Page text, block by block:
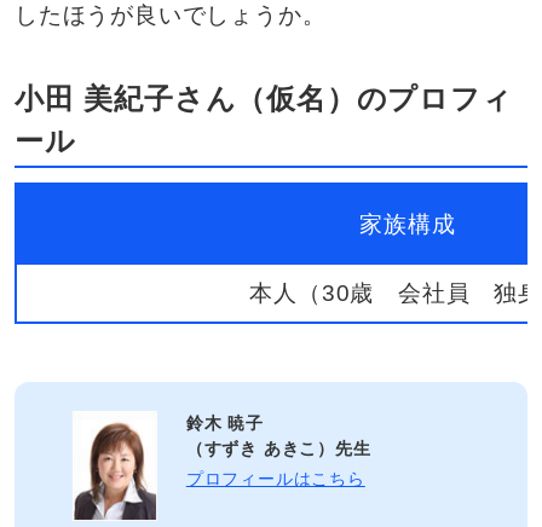
したほうが良いでしょうか。
小田 美紀子さん（仮名）のプロフィ
ール
家族構成
本人（30歳 会社員 独
鈴木 暁子
（すずき あきこ）先生
プロフィールはこちら